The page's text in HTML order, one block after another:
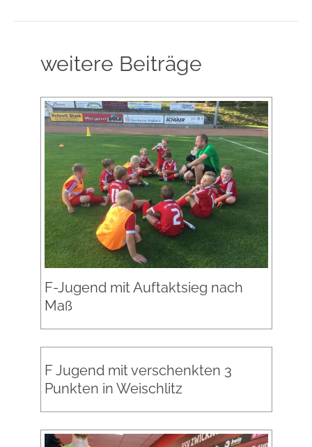
weitere Beiträge
F-Jugend mit Auftaktsieg nach
Maß
F Jugend mit verschenkten 3
Punkten in Weischlitz